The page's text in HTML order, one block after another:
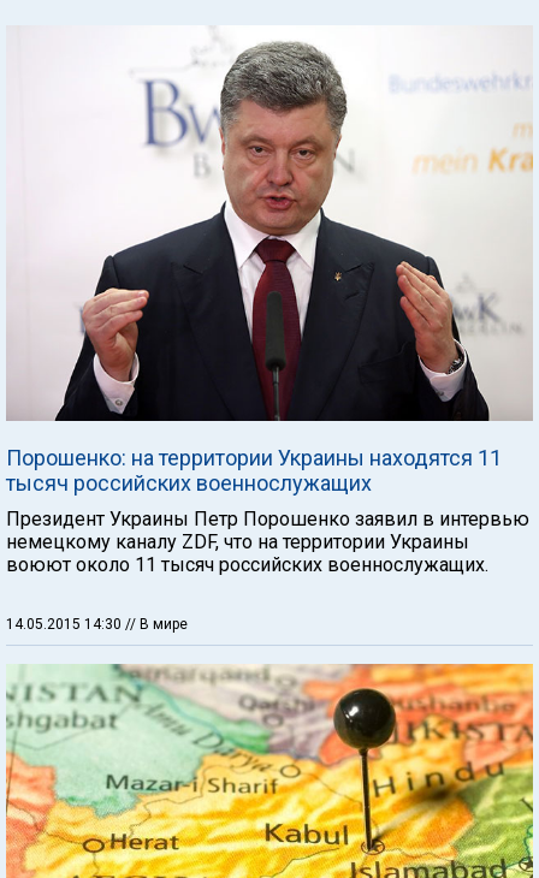
Порошенко: на территории Украины находятся 11
тысяч российских военнослужащих
Президент Украины Петр Порошенко заявил в интервью
немецкому каналу ZDF, что на территории Украины
воюют около 11 тысяч российских военнослужащих.
14.05.2015 14:30 // В мире